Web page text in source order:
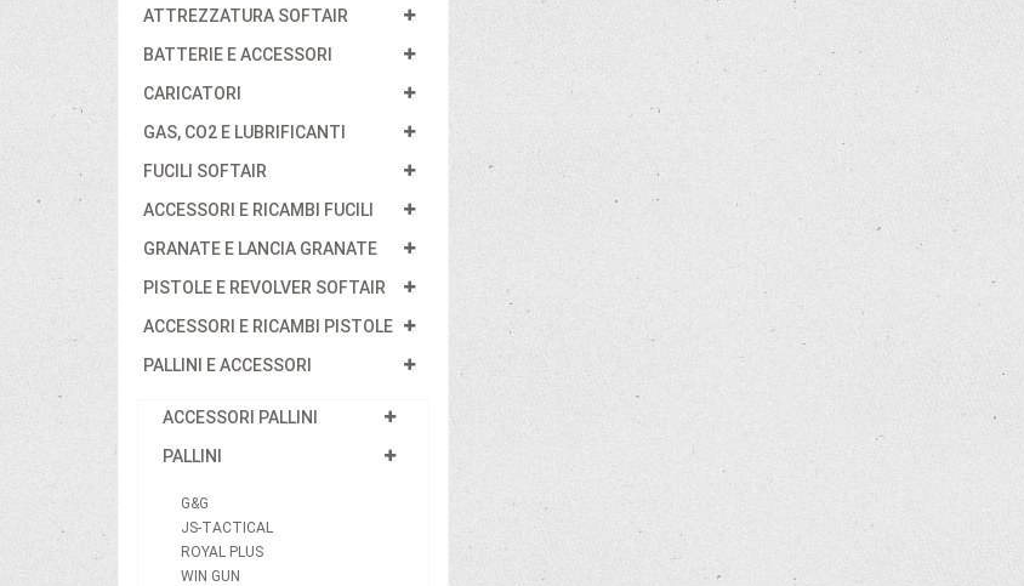
ATTREZZATURA SOFTAIR
BATTERIE E ACCESSORI
CARICATORI
GAS, CO2 E LUBRIFICANTI
FUCILI SOFTAIR
ACCESSORI E RICAMBI FUCILI
GRANATE E LANCIA GRANATE
PISTOLE E REVOLVER SOFTAIR
ACCESSORI E RICAMBI PISTOLE
PALLINI E ACCESSORI
ACCESSORI PALLINI
PALLINI
G&G
JS-TACTICAL
ROYAL PLUS
WIN GUN